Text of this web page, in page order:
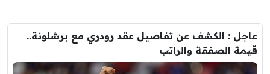
عاجل : الكشف عن تفاصيل عقد رودري مع برشلونة..
قيمة الصفقة والراتب